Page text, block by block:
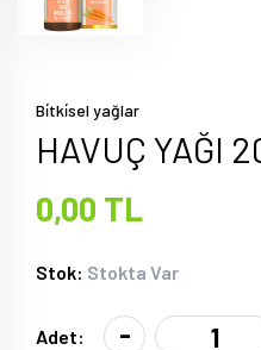
Bi̇tki̇sel yağlar
HAVUÇ YAĞI
0,00 TL
Stok: Stokta Var
Adet: -